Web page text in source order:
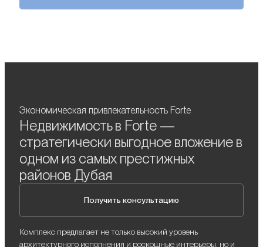
Экономическая привлекательность Forte
Недвижимость в Forte —
стратегически выгодное вложение в
одном из самых престижных
районов Дубая
Получить консультацию
Комплекс предлагает не только высокий уровень
архитектурного исполнения и роскошные интерьеры, но и